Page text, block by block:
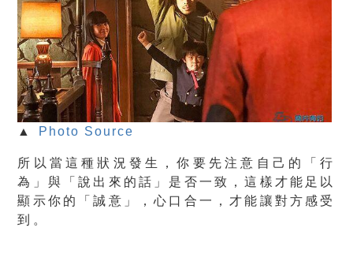
▲ Photo Source
所以當這種狀況發生，你要先注意自己的「行
為」與「說出來的話」是否一致，這樣才能足以
顯示你的「誠意」，心口合一，才能讓對方感受
到。